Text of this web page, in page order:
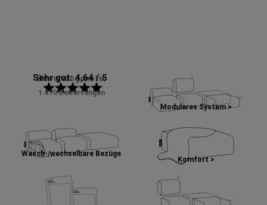
Bewertungsnote:
Sehr gut: 4,64 / 5
starstarstarstarstar
1.470 Bewertungen
Modulares System >
Wasch-/wechselbare Bezüge
Komfort >